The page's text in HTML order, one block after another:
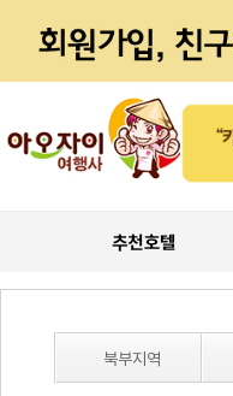
북부지역